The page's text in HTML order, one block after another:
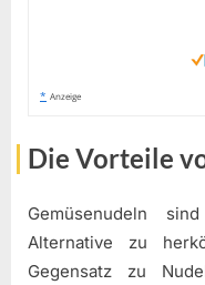
* Anzeige
Die Vorteile
Gemüsenudeln
Alternative zu
Gegensatz zu